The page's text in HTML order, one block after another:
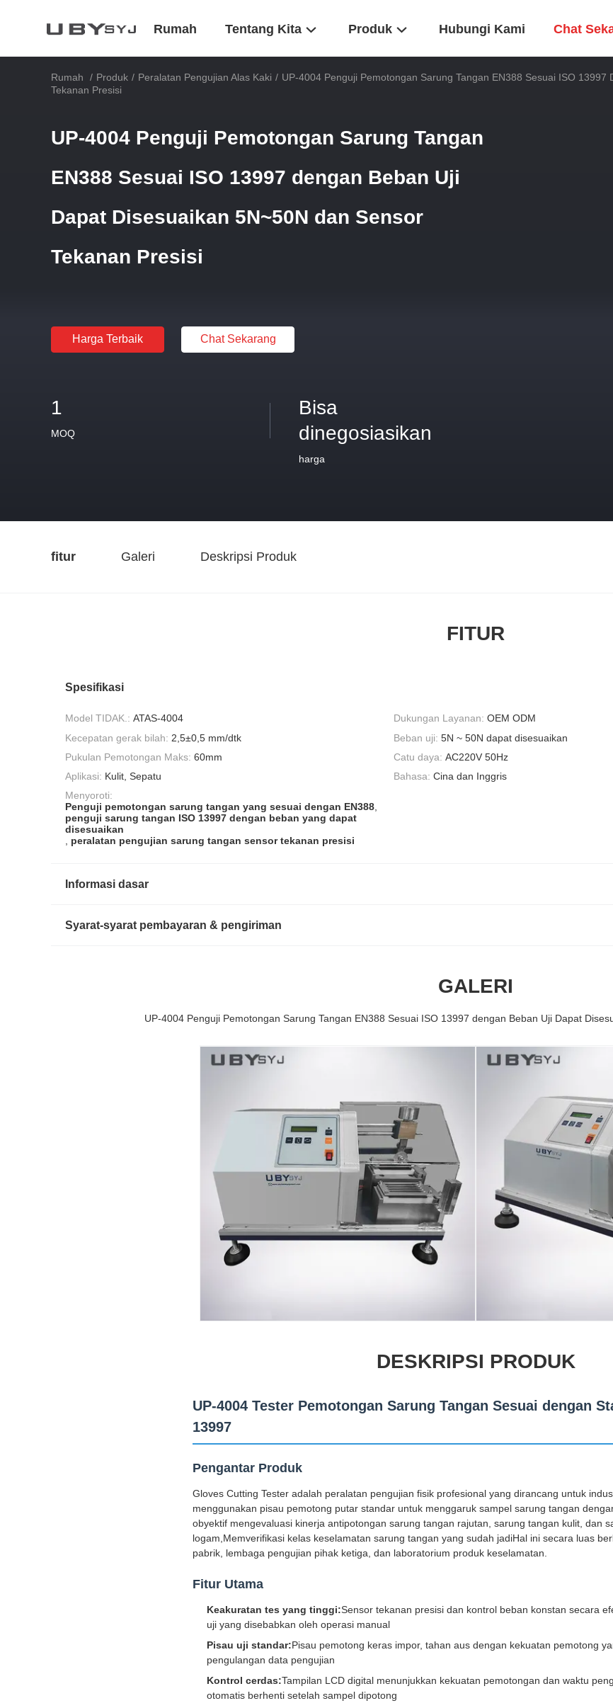
Rumah Tentang Kita Produk Hubungi Kami Chat
Rumah / Produk / Peralatan Pengujian Alas Kaki / UP-4004 Penguji Pemotongan Sarung Tangan EN388 Sesuai ISO
Tekanan Presisi
UP-4004 Penguji Pemotongan Sarung Tangan
EN388 Sesuai ISO 13997 dengan Beban Uji
Dapat Disesuaikan 5N~50N dan Sensor
Tekanan Presisi
Harga Terbaik Chat Sekarang
1
MOQ
Bisa
dinegosiasikan
harga
fitur Galeri Deskripsi Produk
FITUR
Spesifikasi
Model TIDAK.: ATAS-4004 Dukungan Layanan: OEM ODM
Kecepatan gerak bilah: 2,5±0,5 mm/dtk Beban uji: 5N ~ 50N dapat disesuaikan
Pukulan Pemotongan Maks: 60mm Catu daya: AC220V 50Hz
Aplikasi: Kulit, Sepatu Bahasa: Cina dan Inggris
Menyoroti:
Penguji pemotongan sarung tangan yang sesuai dengan EN388,
penguji sarung tangan ISO 13997 dengan beban yang dapat
disesuaikan
, peralatan pengujian sarung tangan sensor tekanan presisi
Informasi dasar
Syarat-syarat pembayaran & pengiriman
GALERI
UP-4004 Penguji Pemotongan Sarung Tangan EN388 Sesuai ISO 13997 dengan Beban Uji Dapat
DESKRIPSI PRODUK
UP-4004 Tester Pemotongan Sarung Tangan Sesuai dengan
13997
Pengantar Produk
Gloves Cutting Tester adalah peralatan pengujian fisik profesional yang dirancang untuk
menggunakan pisau pemotong putar standar untuk menggaruk sampel sarung tangan
obyektif mengevaluasi kinerja antipotongan sarung tangan rajutan, sarung tangan kulit, dan
logam,Memverifikasi kelas keselamatan sarung tangan yang sudah jadiHal ini secara luas
pabrik, lembaga pengujian pihak ketiga, dan laboratorium produk keselamatan.
Fitur Utama
Keakuratan tes yang tinggi:Sensor tekanan presisi dan kontrol beban konstan secara
uji yang disebabkan oleh operasi manual
Pisau uji standar:Pisau pemotong keras impor, tahan aus dengan kekuatan pemotong
pengulangan data pengujian
Kontrol cerdas:Tampilan LCD digital menunjukkan kekuatan pemotongan dan waktu
otomatis berhenti setelah sampel dipotong